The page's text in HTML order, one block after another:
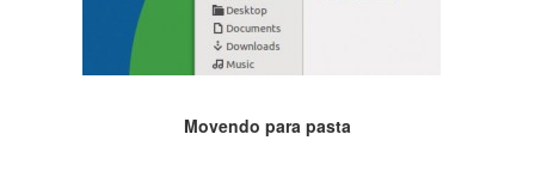
Movendo para pasta